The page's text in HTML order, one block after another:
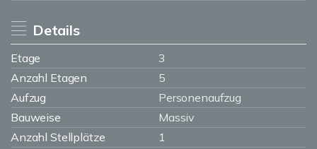
Details
Etage
3
Anzahl Etagen
5
Aufzug
Personenaufzug
Bauweise
Massiv
Anzahl Stellplätze
1